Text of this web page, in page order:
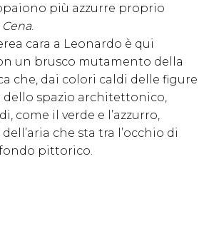
più azzurre proprio
.
cara a Leonardo è qui
un brusco mutamento della
che, dai colori caldi delle figure
spazio architettonico,
come il verde e l’azzurro,
che sta tra l’occhio di
pittorico.